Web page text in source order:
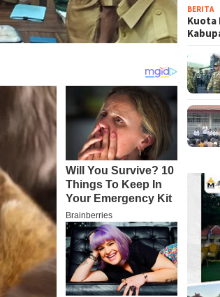
BERITA
Kuota